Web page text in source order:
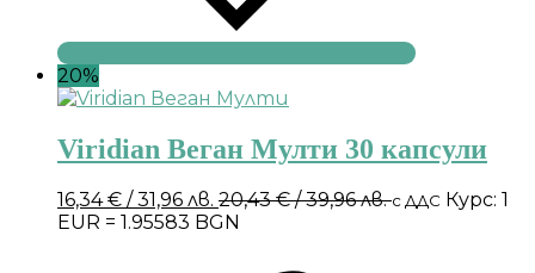
20%
Viridian Веган Мулти 30 капсули
16,34€ / 31,96 лв. 20,43€/ 39,96 лв.с ДДС Курс: 1
EUR = 1.95583 BGN